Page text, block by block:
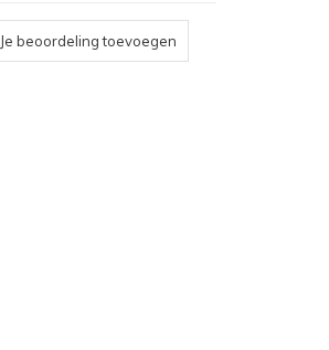
Je beoordeling toevoegen